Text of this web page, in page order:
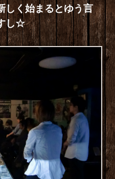
しく始まるとゆう言
し☆